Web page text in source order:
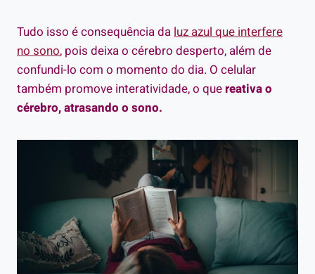
Tudo isso é consequência da luz azul que interfere
no sono, pois deixa o cérebro desperto, além de
confundi-lo com o momento do dia. O celular
também promove interatividade, o quereativa o
cérebro, atrasando o sono.